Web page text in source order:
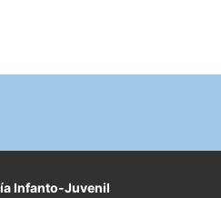
Infanto-Juvenil